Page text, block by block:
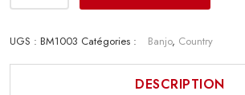
UGS : BM1003 Catégories : Banjo, Country
DESCRIPTION